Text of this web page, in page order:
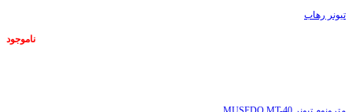
تیونر رهاب
ناموجود